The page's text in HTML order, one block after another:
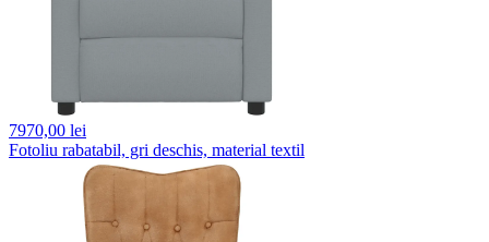
7970,00 lei
Fotoliu rabatabil, gri deschis, material textil